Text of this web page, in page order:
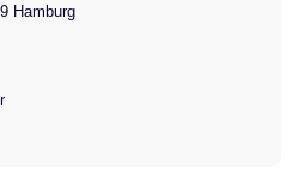
Hamburg